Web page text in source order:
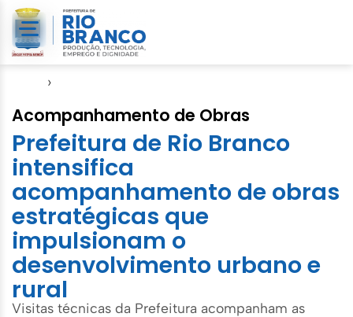
›
Acompanhamento de Obras
Prefeitura de Rio Branco
intensifica
acompanhamento de obras
estratégicas que
impulsionam o
desenvolvimento urbano e
rural
Visitas técnicas da Prefeitura acompanham as